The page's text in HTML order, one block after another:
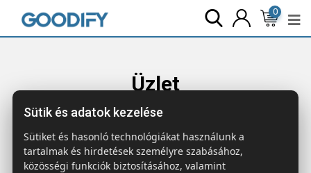
0
Üzlet
Főoldal Termékek Étkezés & Ivás
Szublim.bögre parafával 300ml
Sütik és adatok kezelése
Sütiket és hasonló technológiákat használunk a
tartalmak és hirdetések személyre szabásához,
közösségi funkciók biztosításához, valamint